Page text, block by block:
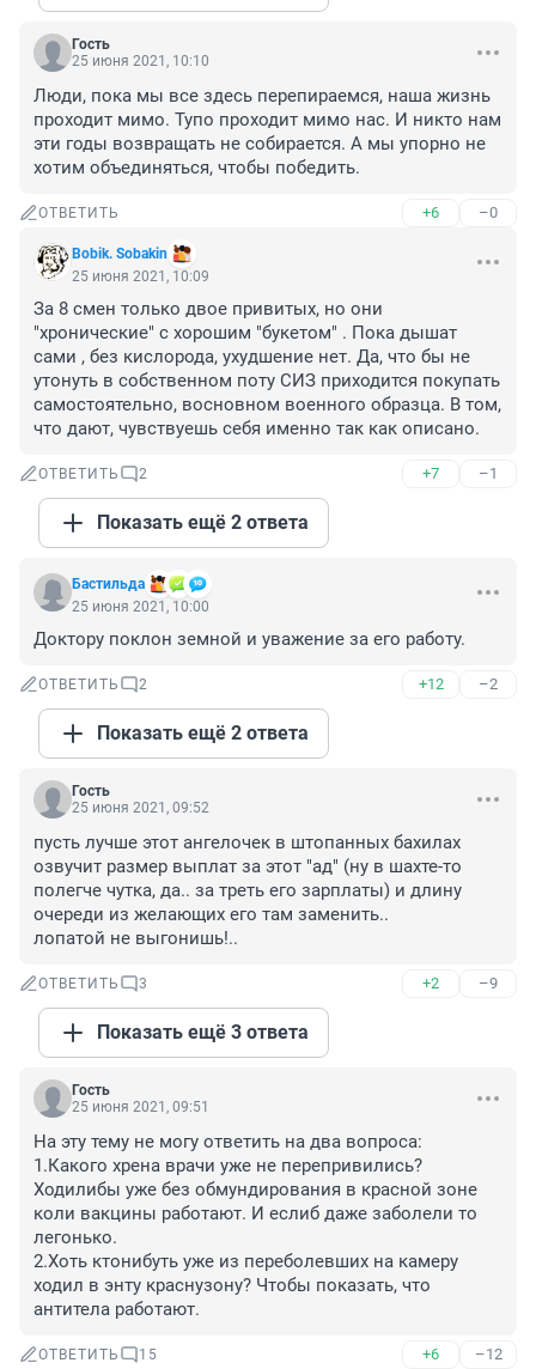
Гость
25 июня 2021, 10:10
Люди, пока мы все здесь перепираемся, наша жизнь
проходит мимо. Тупо проходит мимо нас. И никто нам
эти годы возвращать не собирается. А мы упорно не
хотим объединяться, чтобы победить.
ОТВЕТИТЬ +6 –0
Bobik. Sobakin
25 июня 2021, 10:09
За 8 смен только двое привитых, но они
"хронические" с хорошим "букетом" . Пока дышат
сами , без кислорода, ухудшение нет. Да, что бы не
утонуть в собственном поту СИЗ приходится покупать
самостоятельно, восновном военного образца. В том,
что дают, чувствуешь себя именно так как описано.
ОТВЕТИТЬ 2 +7 –1
Показать ещё 2 ответа
Бастильда
25 июня 2021, 10:00
Доктору поклон земной и уважение за его работу.
ОТВЕТИТЬ 2 +12 –2
Показать ещё 2 ответа
Гость
25 июня 2021, 09:52
пусть лучше этот ангелочек в штопанных бахилах
озвучит размер выплат за этот "ад" (ну в шахте-то
полегче чутка, да.. за треть его зарплаты) и длину
очереди из желающих его там заменить..
лопатой не выгонишь!..
ОТВЕТИТЬ 3 +2 –9
Показать ещё 3 ответа
Гость
25 июня 2021, 09:51
На эту тему не могу ответить на два вопроса:
1.Какого хрена врачи уже не перепривились?
Ходилибы уже без обмундирования в красной зоне
коли вакцины работают. И еслиб даже заболели то
легонько.
2.Хоть ктонибуть уже из переболевших на камеру
ходил в энту краснузону? Чтобы показать, что
антитела работают.
ОТВЕТИТЬ 15 +6 –12